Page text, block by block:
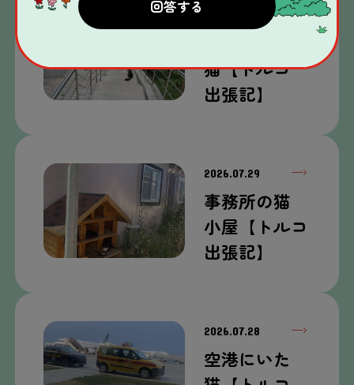
猫【トルコ
出張記】
2026.07.29
事務所の猫
小屋 【トルコ
出張記】
2026.07.28
空港にいた